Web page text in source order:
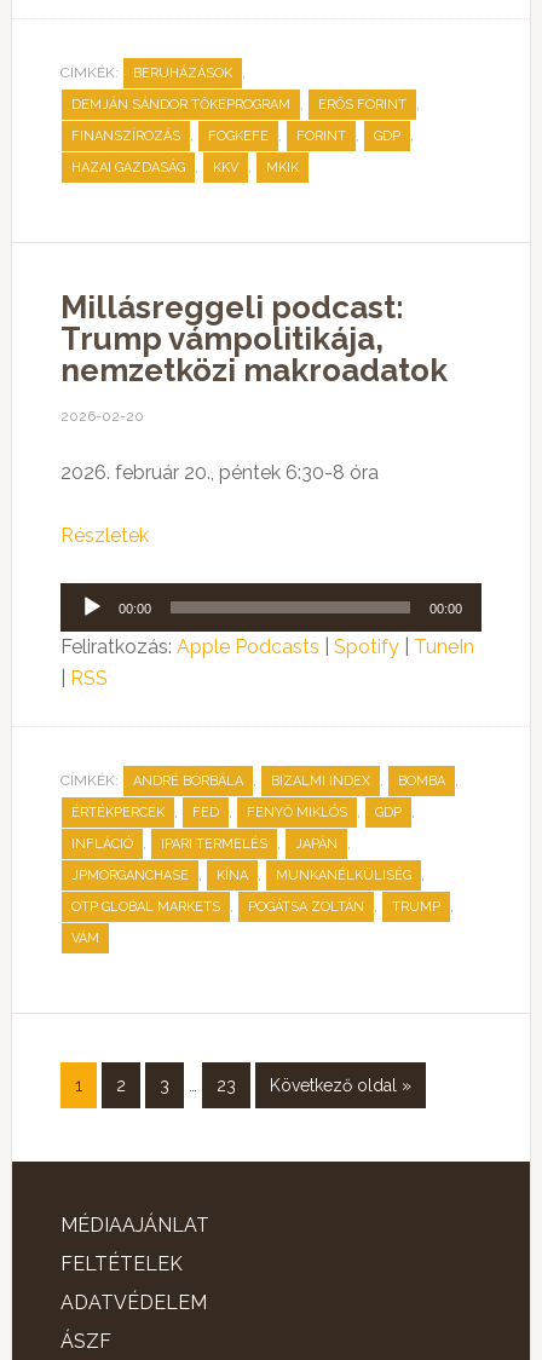
CÍMKÉK: BERUHÁZÁSOK ,
DEMJÁN SÁNDOR TŐKEPROGRAM , ERŐS FORINT ,
FINANSZÍROZÁS , FOGKEFE , FORINT , GDP ,
HAZAI GAZDASÁG , KKV , MKIK
Millásreggeli podcast:
Trump vámpolitikája,
nemzetközi makroadatok
2026-02-20
2026. február 20., péntek 6:30-8 óra
Részletek
Audió
lejátszó
00:00 00:00
Feliratkozás: Apple Podcasts Spotify| TuneIn
RSS
CÍMKÉK: ANDRÉ BORBÁLA , BIZALMI INDEX , BOMBA ,
ÉRTÉKPERCEK , FED , FENYŐ MIKLÓS , GDP ,
INFLÁCIÓ , IPARI TERMELÉS , JAPÁN ,
JPMORGANCHASE , KÍNA , MUNKANÉLKÜLISÉG ,
OTP GLOBAL MARKETS , POGÁTSA ZOLTÁN , TRUMP ,
VÁM
1 2 3 23 Következő oldal »
MÉDIAAJÁNLAT
FELTÉTELEK
ADATVÉDELEM
ÁSZF